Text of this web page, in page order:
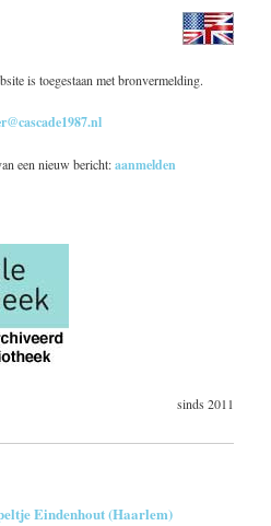
is toegestaan met bronvermelding.
een nieuw bericht:aanmelden
sinds 2011
Eindenhout (Haarlem)